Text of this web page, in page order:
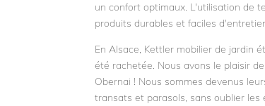
un confort optimaux. L'utilisation de
produits durables et faciles
En Alsace, Kettler mobilier de jardin
été rachetée. Nous avons le plaisir
Obernai ! Nous sommes devenus
transats et parasols, sans oublier